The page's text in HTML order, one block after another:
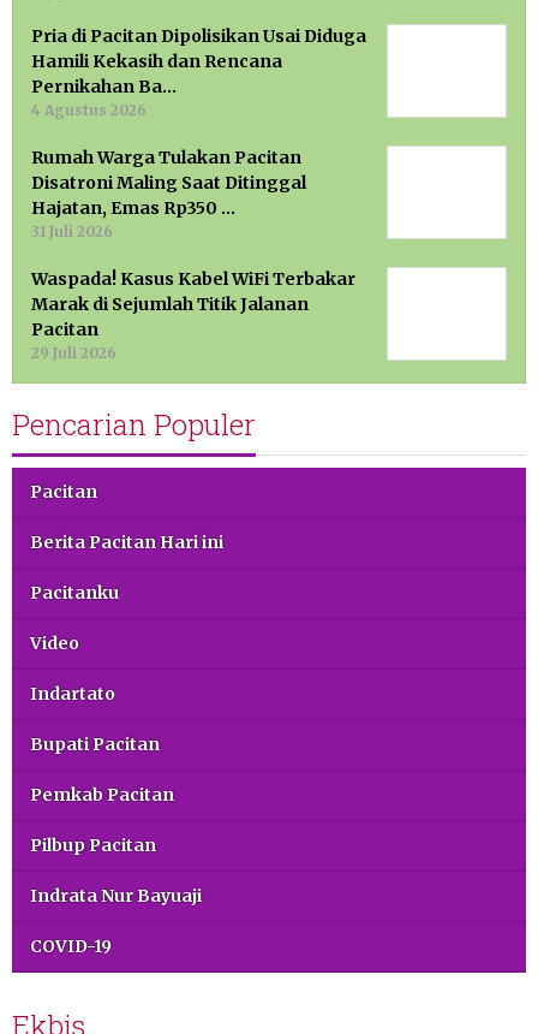
Pria di Pacitan Dipolisikan Usai Diduga
Hamili Kekasih dan Rencana
Pernikahan Ba…
4 Agustus 2026
Rumah Warga Tulakan Pacitan
Disatroni Maling Saat Ditinggal
Hajatan, Emas Rp350 …
31 Juli 2026
Waspada! Kasus Kabel WiFi Terbakar
Marak di Sejumlah Titik Jalanan
Pacitan
29 Juli 2026
Pencarian Populer
Pacitan
Berita Pacitan Hari ini
Pacitanku
Video
Indartato
Bupati Pacitan
Pemkab Pacitan
Pilbup Pacitan
Indrata Nur Bayuaji
COVID-19
Ekbis